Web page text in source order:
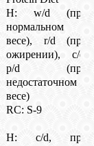
H: w/d (при
нормальном
весе), r/d (при
ожирении), c/d,
p/d (при
недостаточном
весе)
RC: S-9
H: c/d, при